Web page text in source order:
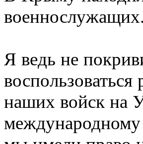
Я ведь не
наших войск на